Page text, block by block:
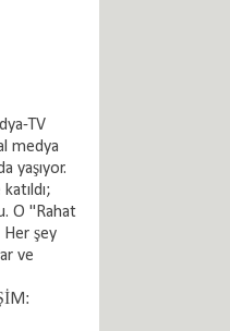
TV
medya
yaşıyor.
O "Rahat
Her şey
ve